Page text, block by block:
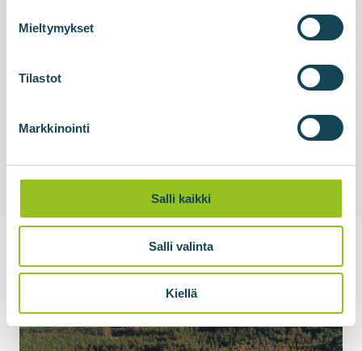
Mieltymykset
Tilastot
Markkinointi
Salli kaikki
Salli valinta
Kiellä
suunnitellusti
tuotantolaitos Vossissa Norjassa on nyt virallisesti
käyttöönotettu. Käyttöönotto vahvistettiin SAT-
Lue lisää uutisesta